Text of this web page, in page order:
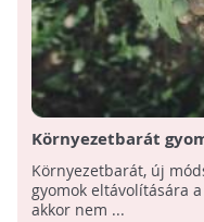
Környezetbarát
Környezetbarát, új
gyomok eltávolítására
akkor nem ...